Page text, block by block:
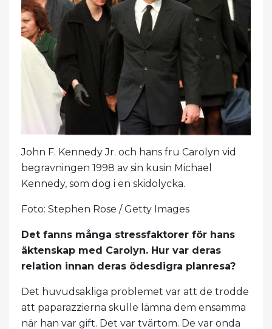
John F. Kennedy Jr. och hans fru Carolyn vid
begravningen 1998 av sin kusin Michael
Kennedy, som dog i en skidolycka.
Foto: Stephen Rose / Getty Images
Det fanns många stressfaktorer för hans
äktenskap med Carolyn. Hur var deras
relation innan deras ödesdigra planresa?
Det huvudsakliga problemet var att de trodde
att paparazzierna skulle lämna dem ensamma
när han var gift. Det var tvärtom. De var onda